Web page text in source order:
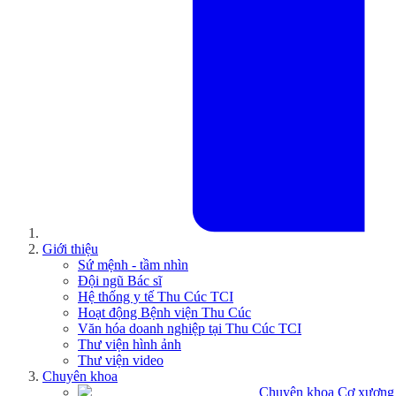
Giới thiệu
Sứ mệnh - tầm nhìn
Đội ngũ Bác sĩ
Hệ thống y tế Thu Cúc TCI
Hoạt động Bệnh viện Thu Cúc
Văn hóa doanh nghiệp tại Thu Cúc TCI
Thư viện hình ảnh
Thư viện video
Chuyên khoa
Chuyên khoa Cơ